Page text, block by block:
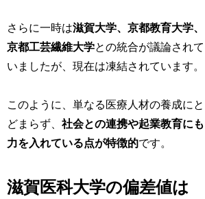
さらに一時は滋賀大学、京都教育大学、
京都工芸繊維大学との統合が議論されて
いましたが、現在は凍結されています。
このように、単なる医療人材の養成にと
どまらず、社会との連携や起業教育にも
力を入れている点が特徴的です。
滋賀医科大学の偏差値は